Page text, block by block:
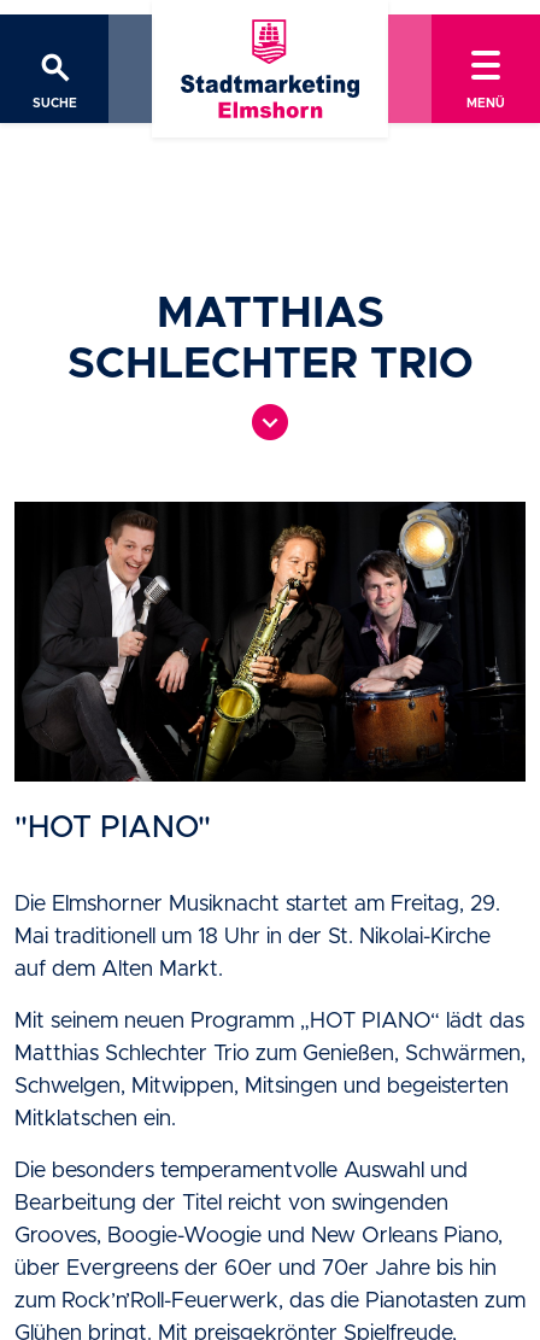
search
SUCHE MENÜ
MATTHIAS
SCHLECHTER TRIO
expand_circle_down
"HOT PIANO"
Die Elmshorner Musiknacht startet am Freitag, 29.
Mai traditionell um 18 Uhr in der St. Nikolai-Kirche
auf dem Alten Markt.
Mit seinem neuen Programm „HOT PIANO“ lädt das
Matthias Schlechter Trio zum Genießen, Schwärmen,
Schwelgen, Mitwippen, Mitsingen und begeisterten
Mitklatschen ein.
Die besonders temperamentvolle Auswahl und
Bearbeitung der Titel reicht von swingenden
Grooves, Boogie-Woogie und New Orleans Piano,
über Evergreens der 60er und 70er Jahre bis hin
zum Rock’n’Roll-Feuerwerk, das die Pianotasten zum
Glühen bringt. Mit preisgekrönter Spielfreude,